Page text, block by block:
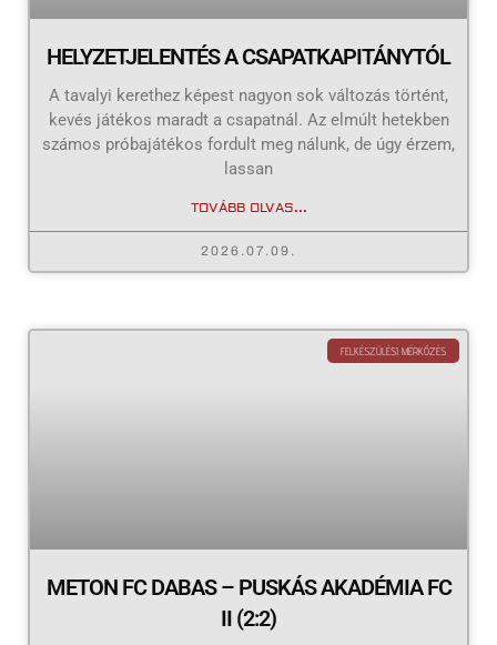
HELYZETJELENTÉS A CSAPATKAPITÁNYTÓL
A tavalyi kerethez képest nagyon sok változás történt,
kevés játékos maradt a csapatnál. Az elmúlt hetekben
számos próbajátékos fordult meg nálunk, de úgy érzem,
lassan
TOVÁBB OLVAS...
2026.07.09.
FELKÉSZÜLÉSI MÉRKŐZÉS
METON FC DABAS – PUSKÁS AKADÉMIA FC
II (2:2)